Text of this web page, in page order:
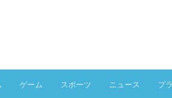
ゲーム スポーツ ニュース プ